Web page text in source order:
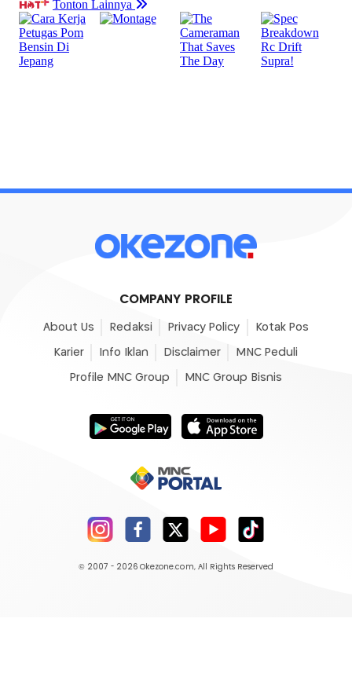
COMPANY PROFILE
About Us Redaksi Privacy Policy Kotak Pos
Karier Info Iklan Disclaimer MNC Peduli
Profile MNC Group MNC Group Bisnis
© 2007 - 2026 Okezone.com, All Rights Reserved